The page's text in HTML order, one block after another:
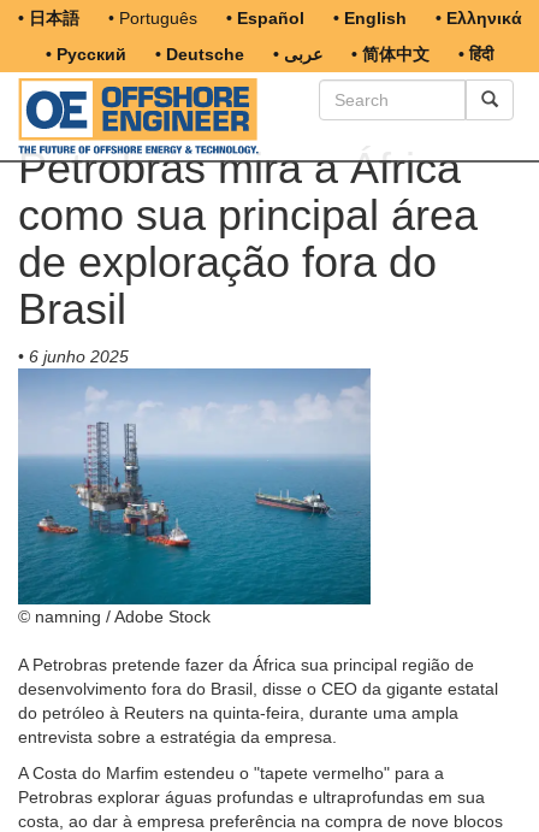
• 日本語 • Português • Español • English
• Ελληνικά
• Русский
• Deutsche • عربى • 简体中文 • हिंदी
Petrobras mira a África
como sua principal área
de exploração fora do
Brasil
• 6 junho 2025
© namning / Adobe Stock
A Petrobras pretende fazer da África sua principal região de
desenvolvimento fora do Brasil, disse o CEO da gigante estatal
do petróleo à Reuters na quinta-feira, durante uma ampla
entrevista sobre a estratégia da empresa.
A Costa do Marfim estendeu o "tapete vermelho" para a
Petrobras explorar águas profundas e ultraprofundas em sua
costa, ao dar à empresa preferência na compra de nove blocos